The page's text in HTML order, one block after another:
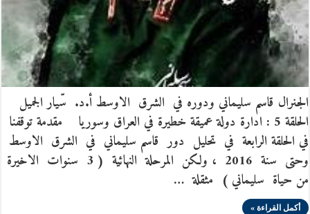
الجنرال قاسم سليماني ودوره في الشرق الاوسط أ.د. سّيار الجميل
الحلقة 5 : ادارة دولة عميقة خطيرة في العراق وسوريا مقدمة توقفنا
في الحلقة الرابعة في تحليل دور قاسم سليماني في الشرق الاوسط
وحتى سنة 2016 ، ولكن المرحلة النهائية ( 3 سنوات الاخيرة
من حياة سليماني ) مثقلة …
أكمل القراءة »